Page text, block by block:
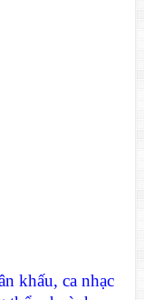
khấu, ca nhạc